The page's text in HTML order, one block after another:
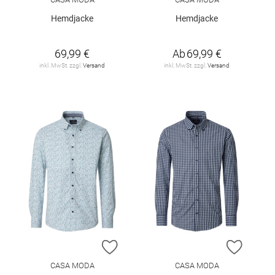
Hemdjacke
69,99 €
inkl. MwSt. zzgl. Versand
Hemdjacke
Ab69,99 €
inkl. MwSt. zzgl. Versand
ZUR WUNSCHLISTE HINZUFÜGEN
CASA MODA
ZUR
CASA MODA